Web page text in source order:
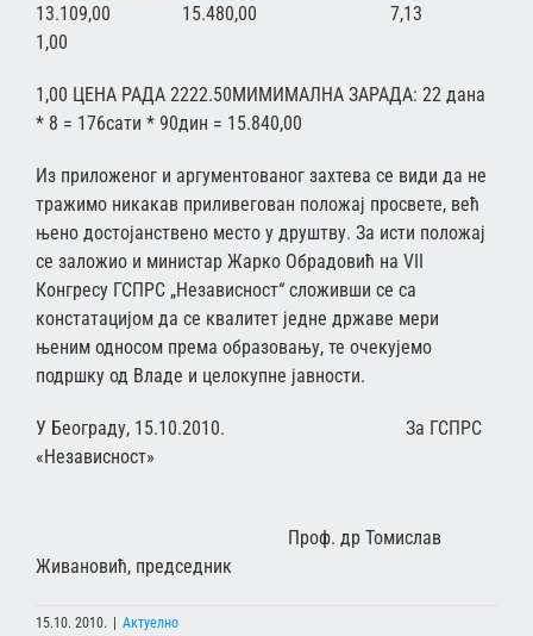
13.109,00
1,00
1,00 ЦЕНА РАДА 2222.50МИМИМАЛНА ЗАРАДА: 22 дана
* 8 = 176сати * 90дин = 15.840,00
Из приложеног и аргументованог захтева се види да не
тражимо никакав приливегован положај просвете, већ
њено достојанствено место у друштву. За исти положај
се заложио и министар Жарко Обрадовић на VII
Конгресу ГСПРС „Независност“ сложивши се са
констатацијом да се квалитет једне државе мери
њеним односом према образовању, те очекујемо
подршку од Владе и целокупне јавности.
У Београду, 15.10.2010. За ГСПРС
«Независност»
Проф. др Томислав
Живановић, председник
15.10. 2010. | Актуелно